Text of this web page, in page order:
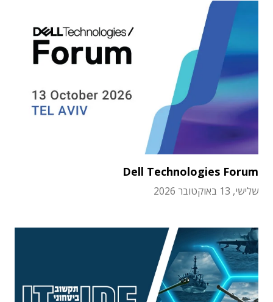
Dell Technologies Forum
שלישי, 13 באוקטובר 2026